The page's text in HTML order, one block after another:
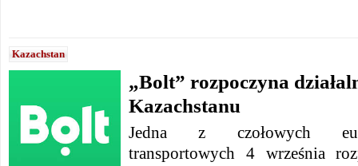
Kazachstan
„Bolt” rozpoczyna
Kazachstanu
Jedna z czołowych
transportowych 4 września